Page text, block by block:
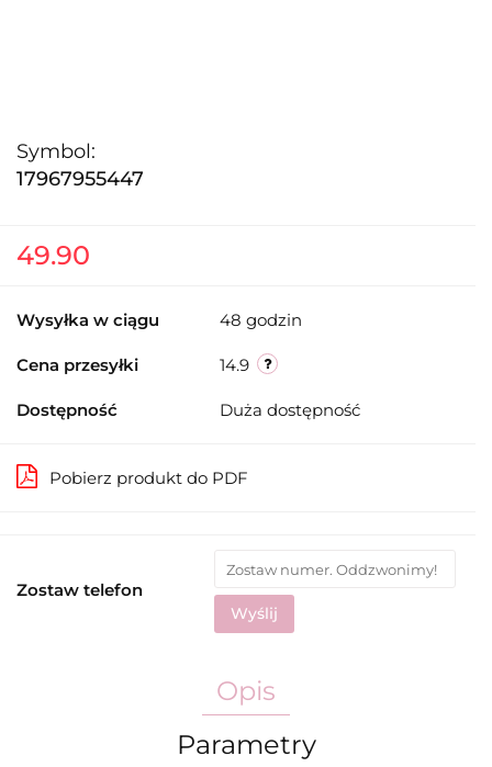
Symbol:
17967955447
49.90
Wysyłka w ciągu 48 godzin
Cena przesyłki 14.9
Dostępność Duża dostępność
Pobierz produkt do PDF
Zostaw telefon
Wyślij
Opis
Parametry